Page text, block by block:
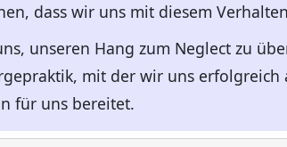
dass wir uns mit diesem
unseren Hang zum Neglect zu
mit der wir uns
für uns bereitet.